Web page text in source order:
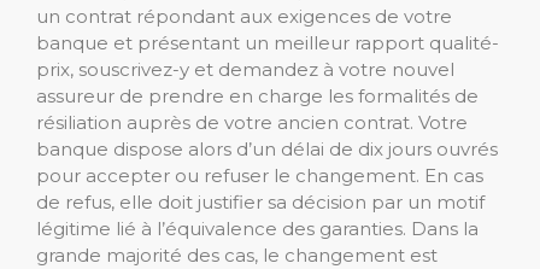
un contrat répondant aux exigences de votre
banque et présentant un meilleur rapport qualité-
prix, souscrivez-y et demandez à votre nouvel
assureur de prendre en charge les formalités de
résiliation auprès de votre ancien contrat. Votre
banque dispose alors d’un délai de dix jours ouvrés
pour accepter ou refuser le changement. En cas
de refus, elle doit justifier sa décision par un motif
légitime lié à l’équivalence des garanties. Dans la
grande majorité des cas, le changement est